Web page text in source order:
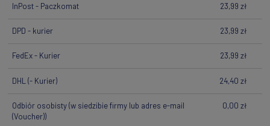
InPost - Paczkomat 23,99 zł
DPD - kurier 23,99 zł
FedEx - Kurier 23,99 zł
DHL (- Kurier) 24,40 zł
Odbiór osobisty(w siedzibie firmy lub adres e-mail
(Voucher))
0,00 zł